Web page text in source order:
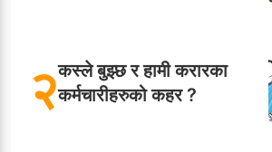
२कस्ले बुझ्छ र हामी करारका
कर्मचारीहरुको कहर ?